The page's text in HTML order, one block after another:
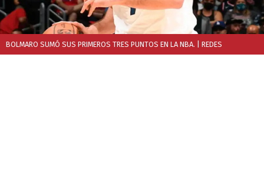
BOLMARO SUMÓ SUS PRIMEROS TRES PUNTOS EN LA NBA. | REDES